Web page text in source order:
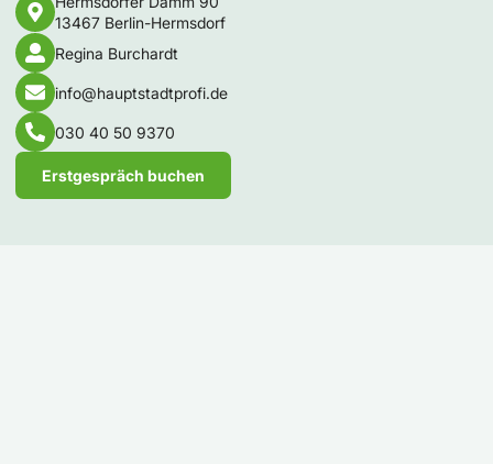
13467 Berlin-Hermsdorf
Regina Burchardt
info@hauptstadtprofi.de
030 40 50 9370
Erstgespräch buchen